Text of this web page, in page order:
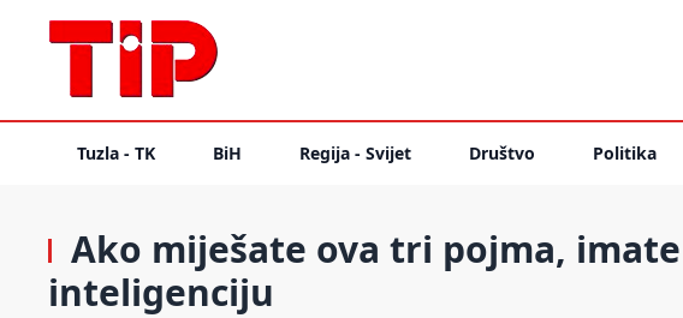
Tuzla - TK BiH Regija - Svijet Društvo Politika
Ako miješate ova tri pojma,
inteligenciju